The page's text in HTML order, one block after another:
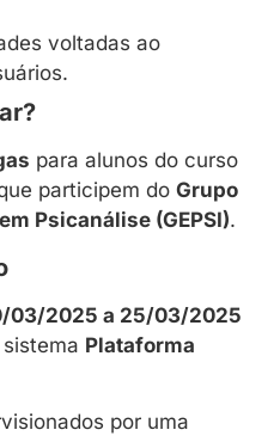
voltadas ao
para alunos do curso
participem do Grupo
Psicanálise (GEPSI).
03/2025 a 25/03/2025
Plataforma
por uma